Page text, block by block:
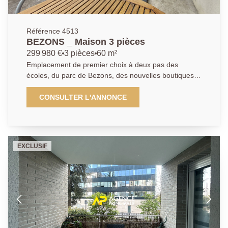
entre l'appartement et la maison, vous tomberez sous
belles prestations et vous offrant la possibilité de vivre
aussi bien à l'intérieur qu'à l'extérieur ! L'appartement
est lumineux et au calme. Un emplacement de
premier choix par sa proximité directe à pied du Tram
ainsi que du parc de Bezons, des différentes
infrastructures sportives et restaurants du centre
plus rapides ! Les informations sur les risques
demandé de nous présenter une pièce d'identité
avant chaque visite. Pour de plus amples informations
contactez l'Agence afin d'organiser une visite, AP : 01
34 34 39 29
Référence 4513
BEZONS _ Maison 3 pièces
299 980 € 3 pièces 60 m²
Emplacement de premier choix à deux pas des
écoles, du parc de Bezons, des nouvelles boutiques
et restaurants et à moins d'un quart d'heure à pieds
du Tram T2 reliant la Défense et tout Paris, l'
AGENCE PRINCIPALE DE BEZONS vous présente en
découvrirez tout d'abord une très agréable et
lumineuse pièce de vie avec séjour, cuisine ouverte
aménagée et équipée ainsi qu'un espace salon. La
visite se poursuit par un couloir desservant un Wc
indépendant ainsi qu'une salle de bains. A l'étage :
deux chambres. A noter qu' une pièce de stockage en
sous-sol ainsi qu'un cabanon de rangement dans le
jardin viennent compléter la prestation. Côté extérieur
: Une belle terrasse ensoleillée exposée plein Sud
CONSULTER L'ANNONCE
EXCLUSIF